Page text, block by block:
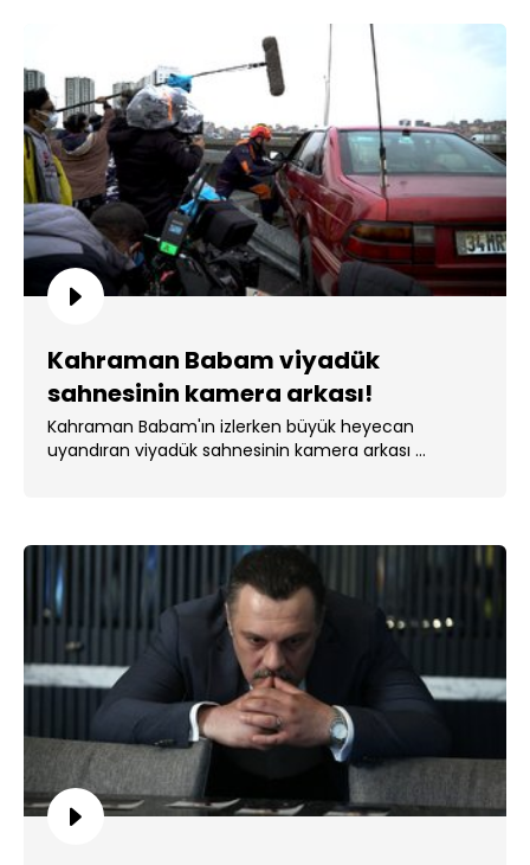
Kahraman Babam viyadük
sahnesinin kamera arkası!
Kahraman Babam'ın izlerken büyük heyecan
uyandıran viyadük sahnesinin kamera arkası ...